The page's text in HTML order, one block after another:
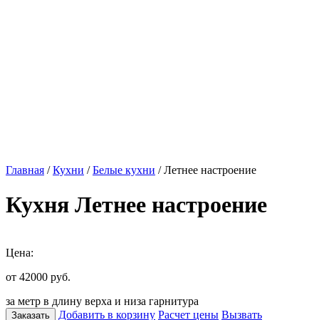
Главная /Кухни /Белые кухни / Летнее настроение
Кухня Летнее настроение
Цена:
от 42000 руб.
за метр в длину верха и низа гарнитура
Заказать Добавить в корзину Расчет цены Вызвать